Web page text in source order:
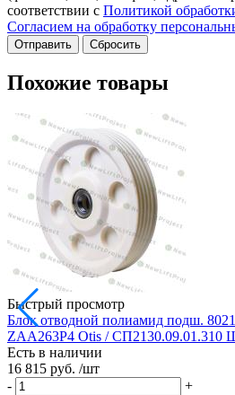
соответствии с Политикой
Согласием на обработку
Сбросить
Похожие товары
Быстрый просмотр
Блок отводной полиамид подш.
ZAA263P4 Otis / СП2130.09.01.310
Есть в наличии
16 815 руб. /шт
-
+